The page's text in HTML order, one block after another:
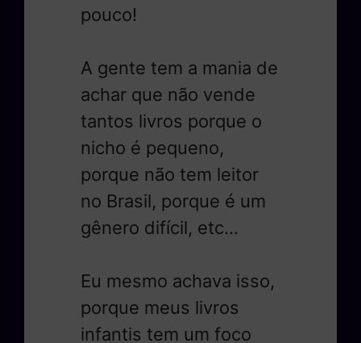
pouco!
A gente tem a mania de
achar que não vende
tantos livros porque o
nicho é pequeno,
porque não tem leitor
no Brasil, porque é um
gênero difícil, etc…
Eu mesmo achava isso,
porque meus livros
infantis tem um foco